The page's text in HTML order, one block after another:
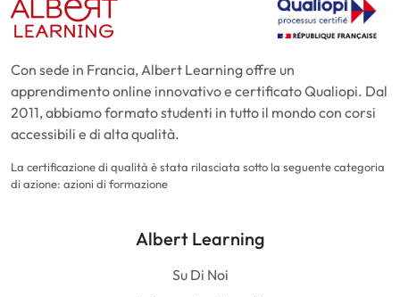
Con sede in Francia, Albert Learning offre un
apprendimento online innovativo e certificato Qualiopi. Dal
2011, abbiamo formato studenti in tutto il mondo con corsi
accessibili e di alta qualità.
La certificazione di qualità è stata rilasciata sotto la seguente categoria
di azione: azioni di formazione
Albert Learning
Su Di Noi